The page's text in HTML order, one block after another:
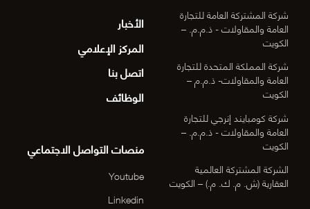
شركة المشتركة العامة للتجارة
العامة والمقاولات - ذ.م.م. –
الكويت
شركة المملكة المتحدة للتجارة
العامة والمقاولات- ذ.م.م –
الكويت
شركة كومبايند إنرجي للتجارة
العامة والمقاولات - ذ.م.م. –
الكويت
الشركة المشتركة العالمية
العقارية (ش. م. ك. م.) – الكويت
الأخبار
المركز الإعلامي
اتصل بنا
الوظائف
منصات التواصل الاجتماعي
Youtube
Linkedin